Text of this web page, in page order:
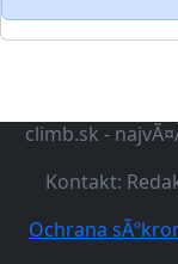
climb.sk -
Kontakt:
Ochrana